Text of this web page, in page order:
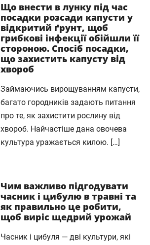
Що внести в лунку під час
посадки розсади капусти у
відкритий ґрунт, щоб
грибкові інфекції обійшли її
стороною. Спосіб посадки,
що захистить капусту від
хвороб
Займаючись вирощуванням капусти,
багато городників задають питання
про те, як захистити рослину від
хвороб. Найчастіше дана овочева
культура уражається килою. […]
Чим важливо підгодувати
часник і цибулю в травні та
як правильно це робити,
щоб виріс щедрий урожай
Часник і цибуля — дві культури, які